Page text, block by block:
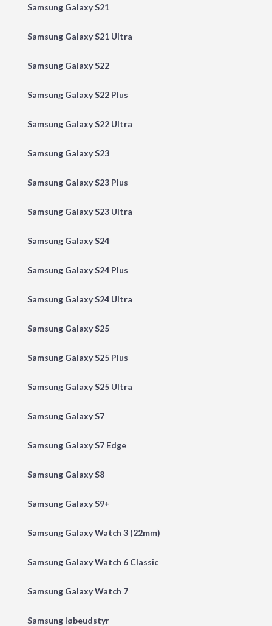
Samsung Galaxy S21
Samsung Galaxy S21 Ultra
Samsung Galaxy S22
Samsung Galaxy S22 Plus
Samsung Galaxy S22 Ultra
Samsung Galaxy S23
Samsung Galaxy S23 Plus
Samsung Galaxy S23 Ultra
Samsung Galaxy S24
Samsung Galaxy S24 Plus
Samsung Galaxy S24 Ultra
Samsung Galaxy S25
Samsung Galaxy S25 Plus
Samsung Galaxy S25 Ultra
Samsung Galaxy S7
Samsung Galaxy S7 Edge
Samsung Galaxy S8
Samsung Galaxy S9+
Samsung Galaxy Watch 3 (22mm)
Samsung Galaxy Watch 6 Classic
Samsung Galaxy Watch 7
Samsung løbeudstyr